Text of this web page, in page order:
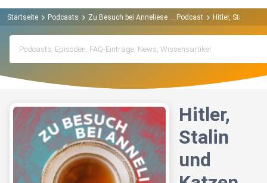
Startseite Podcasts Zu Besuch bei Anneliese ... Podcast Hitler, Stalin
Hitler,
Stalin
und